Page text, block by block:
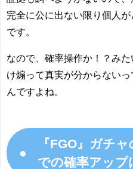
完全に公に出ない限り個人
です。
なので、確率操作か！？み
け煽って真実が分からない
んですよね。
●
『FGO』ガチ
での確率アップ